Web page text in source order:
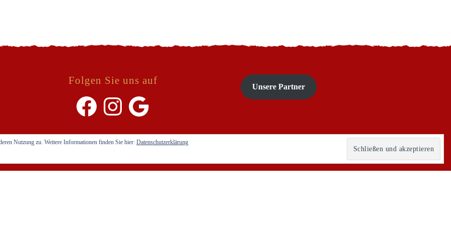
Folgen Sie uns auf
Unsere Partner
Nutzung zu. Weitere Informationen finden Sie hier: Datenschutzerklärung